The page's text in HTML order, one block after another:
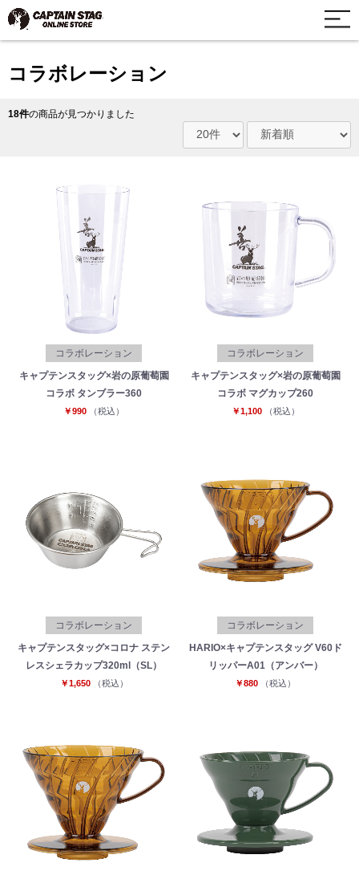
コラボレーション
18件の商品が見つかりました
コラボレーション
キャプテンスタッグ×岩の原葡萄園
コラボ タンブラー360
￥990 （税込）
コラボレーション
キャプテンスタッグ×岩の原葡萄園
コラボ マグカップ260
￥1,100 （税込）
コラボレーション
キャプテンスタッグ×コロナ ステン
レスシェラカップ320ml（SL）
￥1,650 （税込）
コラボレーション
HARIO×キャプテンスタッグ V60ド
リッパーA01（アンバー）
￥880 （税込）